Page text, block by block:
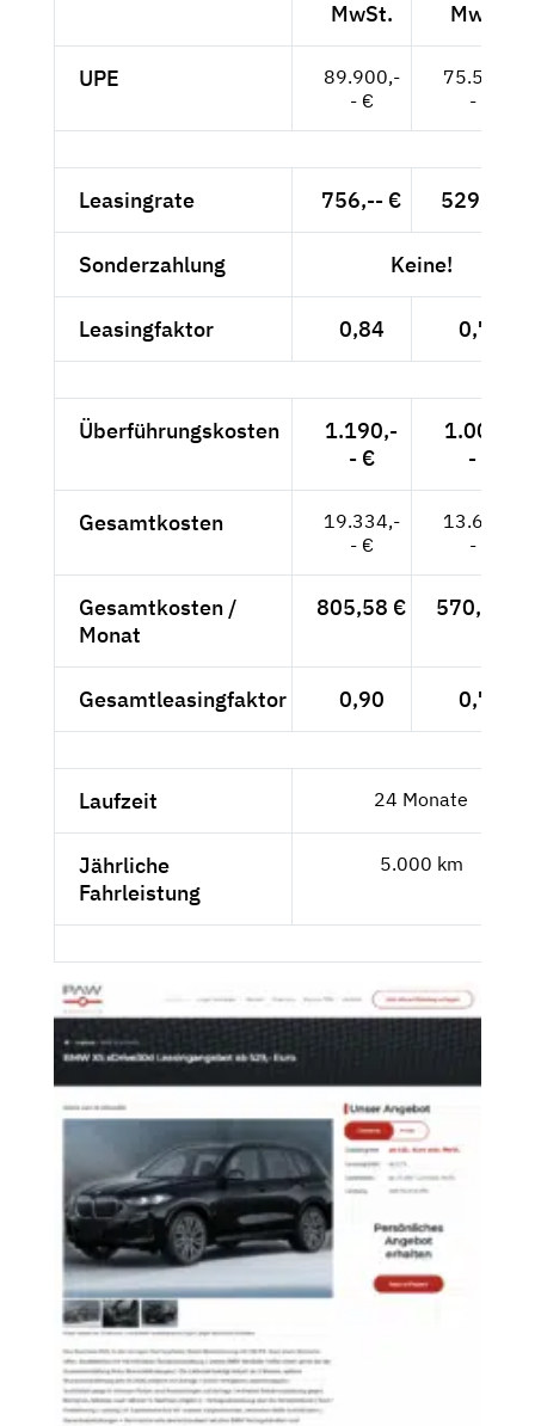
MwSt.
MwSt.
UPE
89.900,-
- €
75.546,-
- €
Leasingrate 756,-- € 529,-- €
Sonderzahlung Keine!
Leasingfaktor 0,84 0,70
Überführungskosten
1.190,-
- €
1.000,-
- €
Gesamtkosten
19.334,-
- €
13.696,-
- €
Gesamtkosten /
Monat
805,58 € 570,67 €
Gesamtleasingfaktor 0,90 0,76
Laufzeit 24 Monate
Jährliche
Fahrleistung
5.000 km